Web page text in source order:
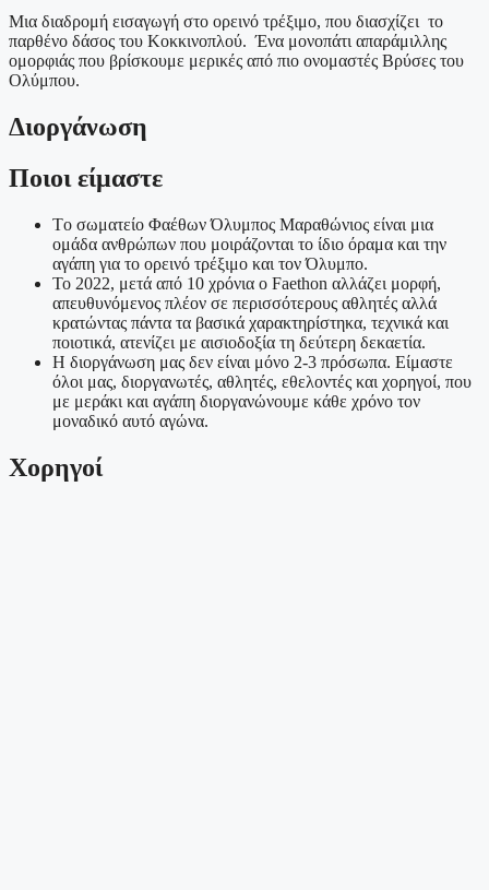
Μια διαδρομή εισαγωγή στο ορεινό τρέξιμο, που διασχίζει το
παρθένο δάσος του Κοκκινοπλού. Ένα μονοπάτι απαράμιλλης
ομορφιάς που βρίσκουμε μερικές από πιο ονομαστές Βρύσες του
Ολύμπου.
Διοργάνωση
Ποιοι είμαστε
Tο σωματείο Φαέθων Όλυμπος Μαραθώνιος είναι μια
ομάδα ανθρώπων που μοιράζονται το ίδιο όραμα και την
αγάπη για το ορεινό τρέξιμο και τον Όλυμπο.
Το 2022, μετά από 10 χρόνια ο Faethon αλλάζει μορφή,
απευθυνόμενος πλέον σε περισσότερους αθλητές αλλά
κρατώντας πάντα τα βασικά χαρακτηρίστηκα, τεχνικά και
ποιοτικά, ατενίζει με αισιοδοξία τη δεύτερη δεκαετία.
Η διοργάνωση μας δεν είναι μόνο 2-3 πρόσωπα. Eίμαστε
όλοι μας, διοργανωτές, αθλητές, εθελοντές και χορηγοί, που
με μεράκι και αγάπη διοργανώνουμε κάθε χρόνο τον
μoναδικό αυτό αγώνα.
Χορηγοί